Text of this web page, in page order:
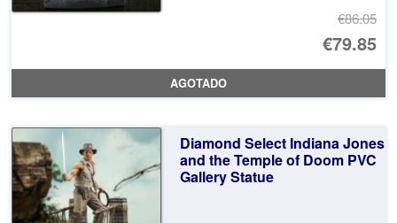
€86.05
El
€79.85
El
AGOTADO
Diamond Select Indiana Jones
and the Temple of Doom PVC
Gallery Statue